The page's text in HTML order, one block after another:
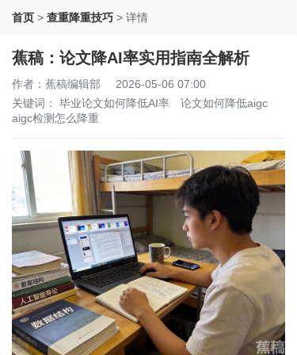
首页 > 查重降重技巧 > 详情
蕉稿：论文降AI率实用指南全解析
作者：蕉稿编辑部
2026-05-06 07:00
关键词： 毕业论文如何降低AI率
论文如何降低aigc
aigc检测怎么降重